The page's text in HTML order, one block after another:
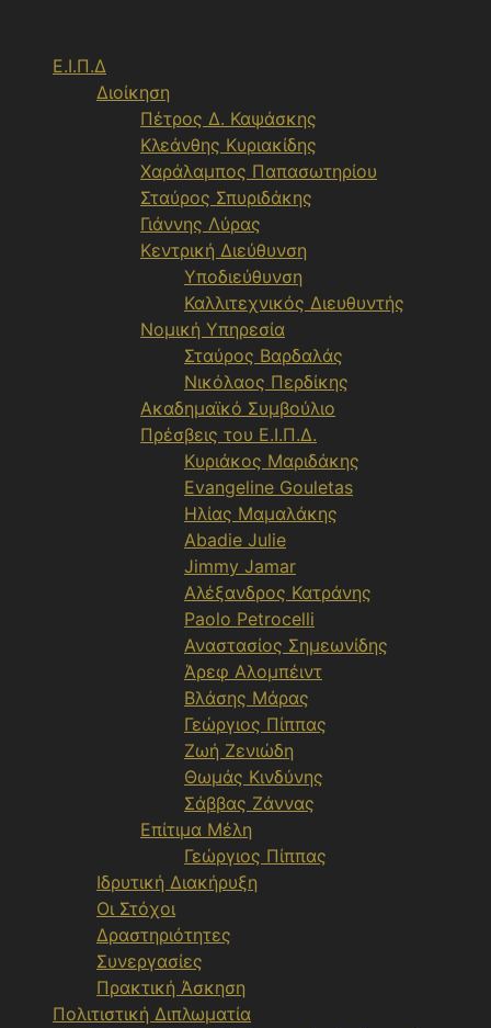
περιεχόμενο
Ε.Ι.Π.Δ
Διοίκηση
Πέτρος Δ. Καψάσκης
Κλεάνθης Κυριακίδης
Χαράλαμπος Παπασωτηρίου
Σταύρος Σπυριδάκης
Γιάννης Λύρας
Κεντρική Διεύθυνση
Υποδιεύθυνση
Καλλιτεχνικός Διευθυντής
Νομική Υπηρεσία
Σταύρος Βαρδαλάς
Νικόλαος Περδίκης
Ακαδημαϊκό Συμβούλιο
Πρέσβεις του Ε.Ι.Π.Δ.
Κυριάκος Μαριδάκης
Evangeline Gouletas
Ηλίας Μαμαλάκης
Abadie Julie
Jimmy Jamar
Αλέξανδρος Κατράνης
Paolo Petrocelli
Αναστασίος Σημεωνίδης
Άρεφ Αλομπέιντ
Βλάσης Μάρας
Γεώργιος Πίππας
Ζωή Ζενιώδη
Θωμάς Κινδύνης
Σάββας Ζάννας
Επίτιμα Μέλη
Γεώργιος Πίππας
Ιδρυτική Διακήρυξη
Οι Στόχοι
Δραστηριότητες
Συνεργασίες
Πρακτική Άσκηση
Πολιτιστική Διπλωματία